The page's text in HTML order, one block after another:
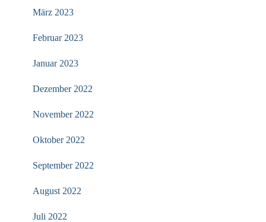
März 2023
Februar 2023
Januar 2023
Dezember 2022
November 2022
Oktober 2022
September 2022
August 2022
Juli 2022